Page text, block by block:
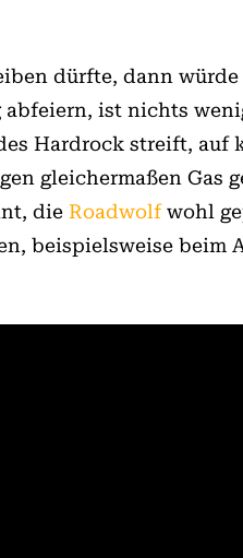
dürfte, dann
ist nichts
Hardrock streift,
gleichermaßen Gas
die Roadwolfwohl
beispielsweise beim